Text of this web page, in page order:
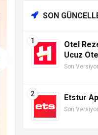
SON
Otel
Ucuz
Son
Etstur
Son